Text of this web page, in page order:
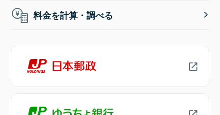
料金を計算・調べる